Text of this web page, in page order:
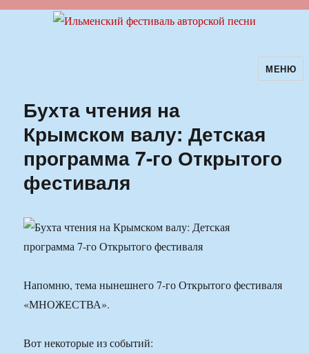
Ильменский фестиваль авторскойМЕНЮ
Бухта чтения на
Крымском валу: Детская
программа 7-го Открытого
фестиваля
Напомню, тема нынешнего 7-го Открытого фестиваля
«МНОЖЕСТВА».
Вот некоторые из событий: